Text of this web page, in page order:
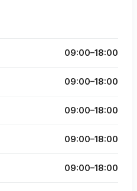
09:00–18:00
09:00–18:00
09:00–18:00
09:00–18:00
09:00–18:00